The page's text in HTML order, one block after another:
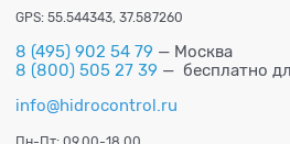
GPS: 55.544343, 37.587260
8 (495) 902 54 79 — Москва
8 (800) 505 27 39 — бесплатно
info@hidrocontrol.ru